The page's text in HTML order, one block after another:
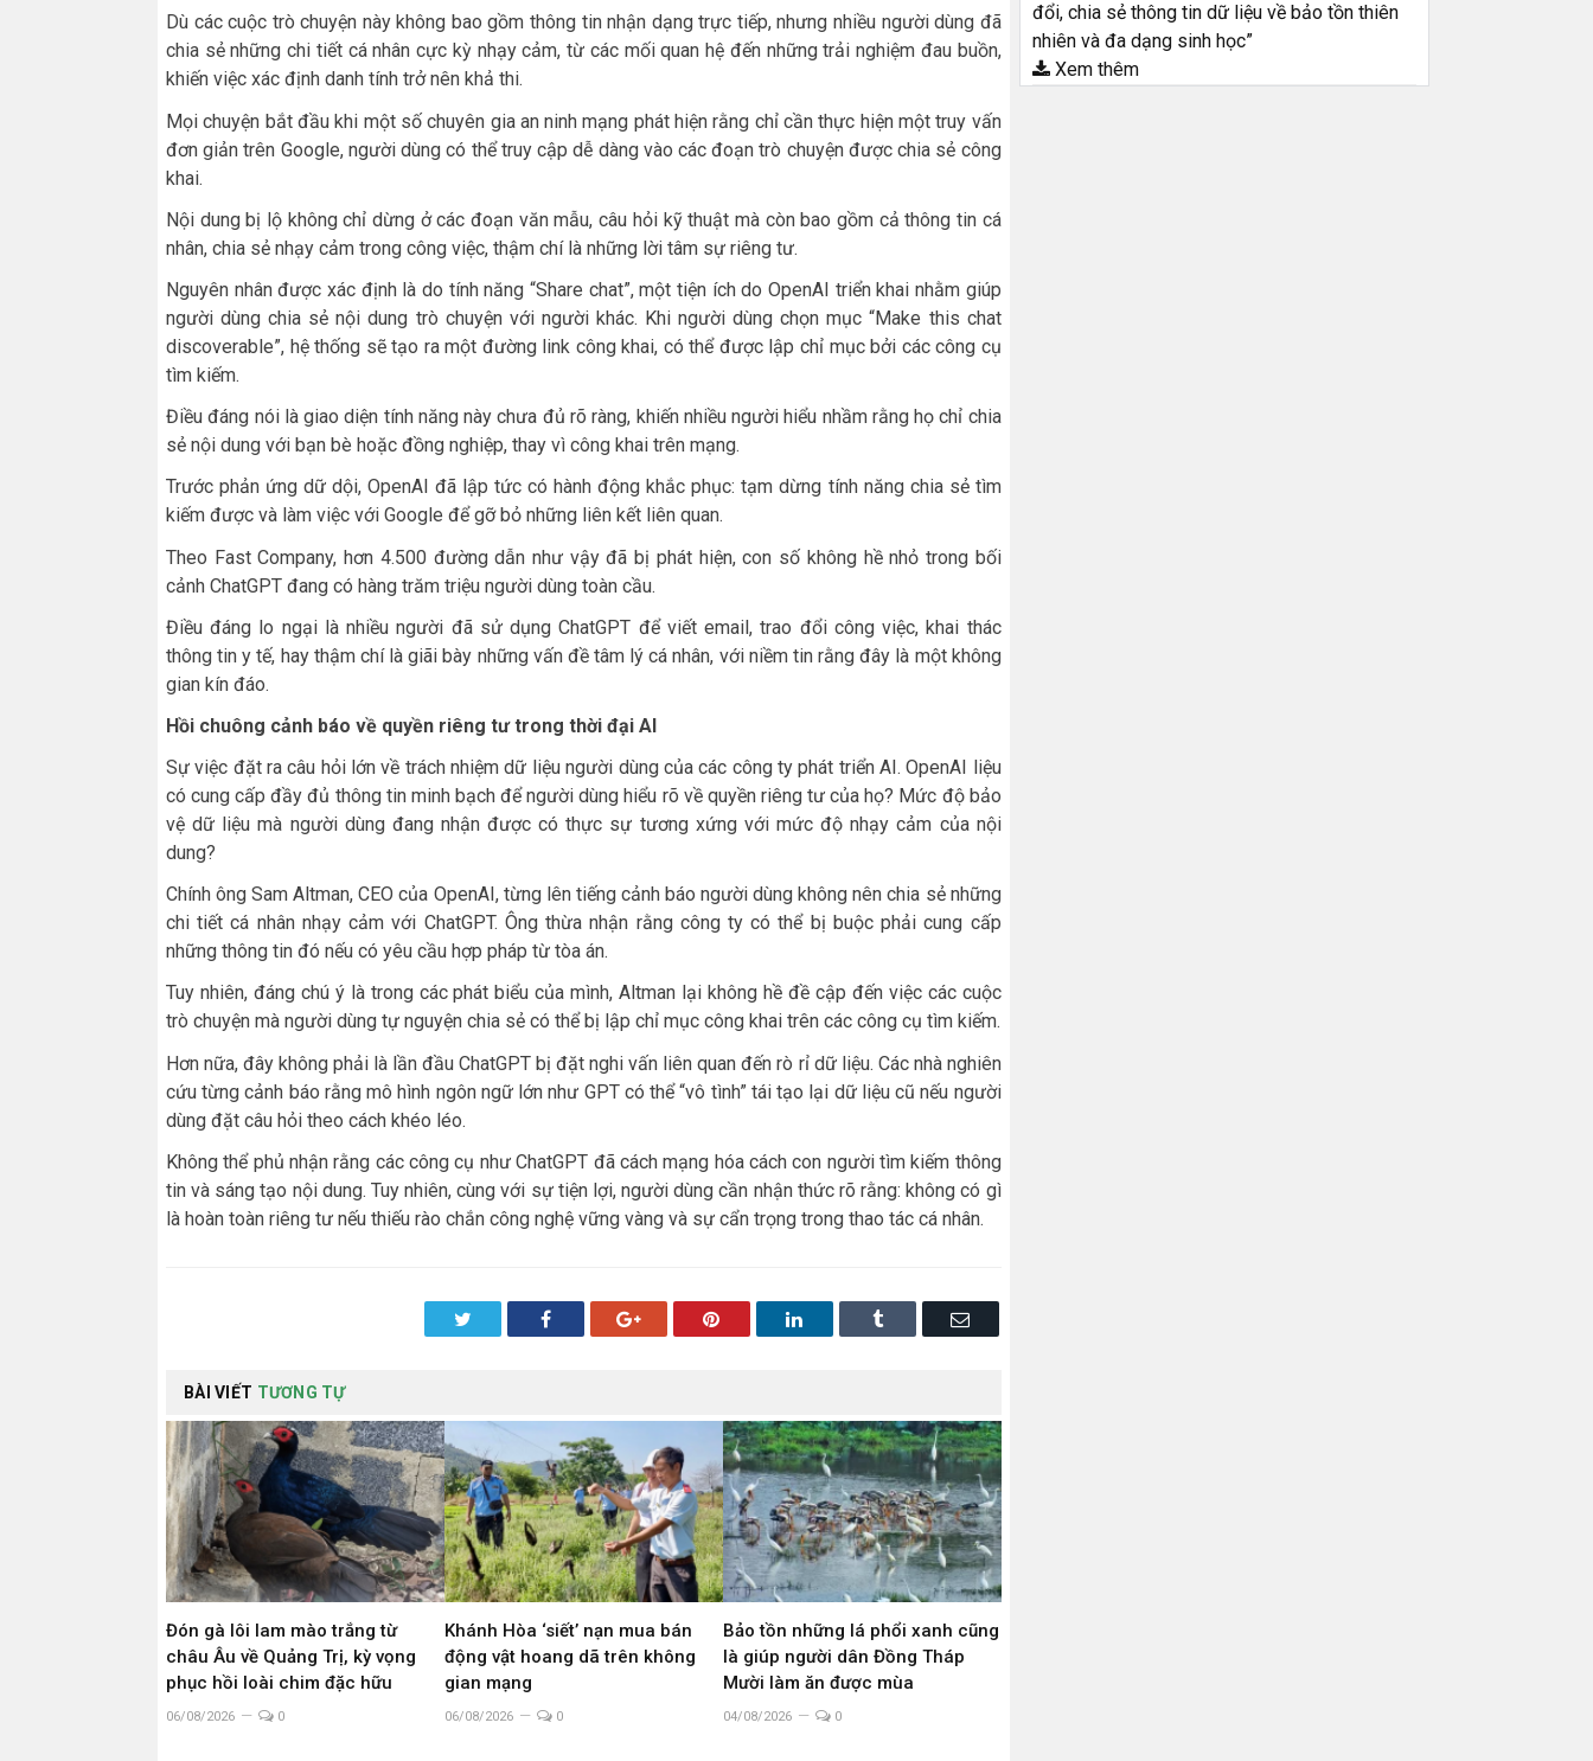
Dù các cuộc trò chuyện này không bao gồm thông tin nhận dạng trực tiếp, nhưng nhiều người dùng đã
chia sẻ những chi tiết cá nhân cực kỳ nhạy cảm, từ các mối quan hệ đến những trải nghiệm đau buồn,
khiến việc xác định danh tính trở nên khả thi.
Mọi chuyện bắt đầu khi một số chuyên gia an ninh mạng phát hiện rằng chỉ cần thực hiện một truy vấn
đơn giản trên Google, người dùng có thể truy cập dễ dàng vào các đoạn trò chuyện được chia sẻ công
khai.
Nội dung bị lộ không chỉ dừng ở các đoạn văn mẫu, câu hỏi kỹ thuật mà còn bao gồm cả thông tin cá
nhân, chia sẻ nhạy cảm trong công việc, thậm chí là những lời tâm sự riêng tư.
Nguyên nhân được xác định là do tính năng “Share chat”, một tiện ích do OpenAI triển khai nhằm giúp
người dùng chia sẻ nội dung trò chuyện với người khác. Khi người dùng chọn mục “Make this chat
discoverable”, hệ thống sẽ tạo ra một đường link công khai, có thể được lập chỉ mục bởi các công cụ
tìm kiếm.
Điều đáng nói là giao diện tính năng này chưa đủ rõ ràng, khiến nhiều người hiểu nhầm rằng họ chỉ chia
sẻ nội dung với bạn bè hoặc đồng nghiệp, thay vì công khai trên mạng.
Trước phản ứng dữ dội, OpenAI đã lập tức có hành động khắc phục: tạm dừng tính năng chia sẻ tìm
kiếm được và làm việc với Google để gỡ bỏ những liên kết liên quan.
Theo Fast Company, hơn 4.500 đường dẫn như vậy đã bị phát hiện, con số không hề nhỏ trong bối
cảnh ChatGPT đang có hàng trăm triệu người dùng toàn cầu.
Điều đáng lo ngại là nhiều người đã sử dụng ChatGPT để viết email, trao đổi công việc, khai thác
thông tin y tế, hay thậm chí là giãi bày những vấn đề tâm lý cá nhân, với niềm tin rằng đây là một không
gian kín đáo.
Hồi chuông cảnh báo về quyền riêng tư trong thời đại AI
Sự việc đặt ra câu hỏi lớn về trách nhiệm dữ liệu người dùng của các công ty phát triển AI. OpenAI liệu
có cung cấp đầy đủ thông tin minh bạch để người dùng hiểu rõ về quyền riêng tư của họ? Mức độ bảo
vệ dữ liệu mà người dùng đang nhận được có thực sự tương xứng với mức độ nhạy cảm của nội
dung?
Chính ông Sam Altman, CEO của OpenAI, từng lên tiếng cảnh báo người dùng không nên chia sẻ những
chi tiết cá nhân nhạy cảm với ChatGPT. Ông thừa nhận rằng công ty có thể bị buộc phải cung cấp
những thông tin đó nếu có yêu cầu hợp pháp từ tòa án.
Tuy nhiên, đáng chú ý là trong các phát biểu của mình, Altman lại không hề đề cập đến việc các cuộc
trò chuyện mà người dùng tự nguyện chia sẻ có thể bị lập chỉ mục công khai trên các công cụ tìm kiếm.
Hơn nữa, đây không phải là lần đầu ChatGPT bị đặt nghi vấn liên quan đến rò rỉ dữ liệu. Các nhà nghiên
cứu từng cảnh báo rằng mô hình ngôn ngữ lớn như GPT có thể “vô tình” tái tạo lại dữ liệu cũ nếu người
dùng đặt câu hỏi theo cách khéo léo.
Không thể phủ nhận rằng các công cụ như ChatGPT đã cách mạng hóa cách con người tìm kiếm thông
tin và sáng tạo nội dung. Tuy nhiên, cùng với sự tiện lợi, người dùng cần nhận thức rõ rằng: không có gì
là hoàn toàn riêng tư nếu thiếu rào chắn công nghệ vững vàng và sự cẩn trọng trong thao tác cá nhân.
Twitter Facebook Google+ Pinterest LinkedIn Tumblr Email
BÀI VIẾT TƯƠNG TỰ
Đón gà lôi lam mào trắng từ
châu Âu về Quảng Trị, kỳ vọng
phục hồi loài chim đặc hữu
06/08/2026 0
Khánh Hòa ‘siết’ nạn mua bán
động vật hoang dã trên không
gian mạng
06/08/2026 0
Bảo tồn những lá phổi xanh cũng
là giúp người dân Đồng Tháp
Mười làm ăn được mùa
04/08/2026 0
đổi, chia sẻ thông tin dữ liệu về bảo tồn thiên
nhiên và đa dạng sinh học”
Xem thêm